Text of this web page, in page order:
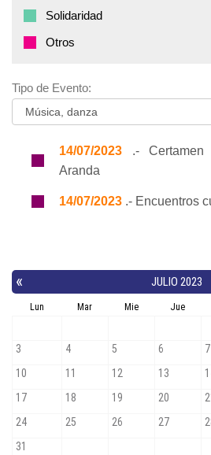
Solidaridad
Otros
Tipo de Evento:
14/07/2023 .-
Aranda
14/07/2023 .- Encuentros